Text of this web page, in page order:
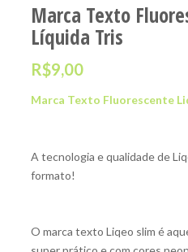
Marca Texto
Líquida Tris
R$9,00
Marca Texto Fluorescente
A tecnologia e qualidade de
formato!
O marca texto Liqeo slim é